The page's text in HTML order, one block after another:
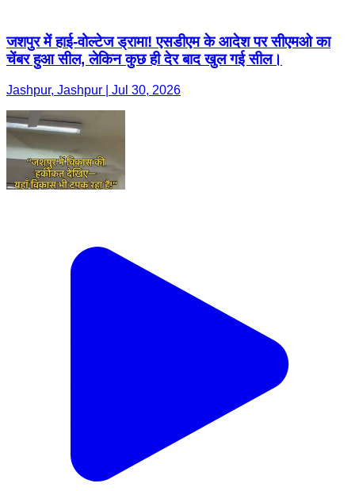
जशपुर में हाई-वोल्टेज ड्रामा! एसडीएम के आदेश पर सीएमओ का
चेंबर हुआ सील, लेकिन कुछ ही देर बाद खुल गई सील।
Jashpur, Jashpur | Jul 30, 2026